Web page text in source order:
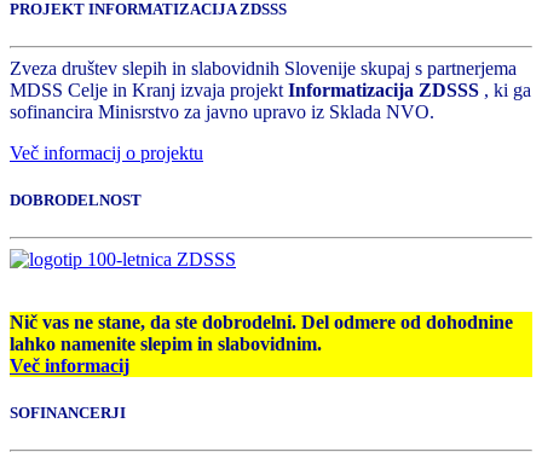
PROJEKT INFORMATIZACIJA ZDSSS
Zveza društev slepih in slabovidnih Slovenije skupaj s partnerjema
MDSS Celje in Kranj izvaja projekt Informatizacija ZDSSS , ki ga
sofinancira Minisrstvo za javno upravo iz Sklada NVO.
Več informacij o projektu
DOBRODELNOST
Nič vas ne stane, da ste dobrodelni. Del odmere od dohodnine
lahko namenite slepim in slabovidnim.
Več informacij
SOFINANCERJI